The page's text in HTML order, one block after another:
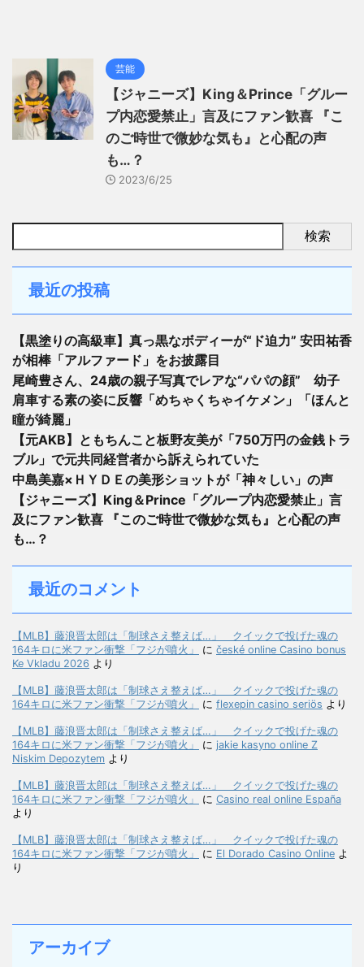
芸能
【ジャニーズ】King＆Prince「グルー
プ内恋愛禁止」言及にファン歓喜 『こ
のご時世で微妙な気も』と心配の声
も…？
2023/6/25
検索
最近の投稿
【黒塗りの高級車】真っ黒なボディーが“ド迫力” 安田祐香
が相棒「アルファード」をお披露目
尾崎豊さん、24歳の親子写真でレアな“パパの顔” 幼子
肩車する素の姿に反響「めちゃくちゃイケメン」「ほんと
瞳が綺麗」
【元AKB】ともちんこと板野友美が「750万円の金銭トラ
ブル」で元共同経営者から訴えられていた
中島美嘉×ＨＹＤＥの美形ショットが「神々しい」の声
【ジャニーズ】King＆Prince「グループ内恋愛禁止」言
及にファン歓喜 『このご時世で微妙な気も』と心配の声
も…？
最近のコメント
【MLB】藤浪晋太郎は「制球さえ整えば…」 クイックで投げた魂の
164キロに米ファン衝撃「フジが噴火」
に české online Casino bonus
Ke Vkladu 2026 より
【MLB】藤浪晋太郎は「制球さえ整えば…」 クイックで投げた魂の
164キロに米ファン衝撃「フジが噴火」
に flexepin casino seriös より
【MLB】藤浪晋太郎は「制球さえ整えば…」 クイックで投げた魂の
164キロに米ファン衝撃「フジが噴火」
に jakie kasyno online Z
Niskim Depozytem より
【MLB】藤浪晋太郎は「制球さえ整えば…」 クイックで投げた魂の
164キロに米ファン衝撃「フジが噴火」
に Casino real online España
より
【MLB】藤浪晋太郎は「制球さえ整えば…」 クイックで投げた魂の
164キロに米ファン衝撃「フジが噴火」
に El Dorado Casino Online よ
り
アーカイブ